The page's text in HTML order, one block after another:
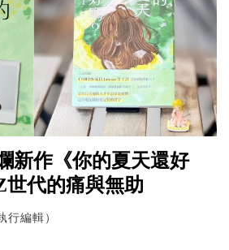
新作《你的夏天還好
世代的痛與無助
行編輯）